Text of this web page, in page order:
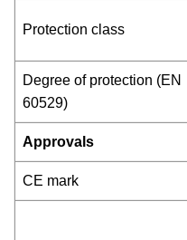
Protection class
Degree of protection (EN
60529)
Approvals
CE mark